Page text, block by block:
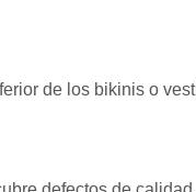
de los bikinis o